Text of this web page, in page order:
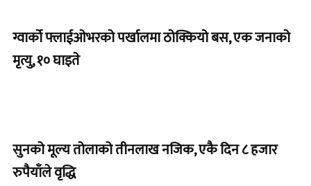
ग्वार्को फ्लाईओभरको पर्खालमा ठोक्कियो बस, एक जनाको
मृत्यु, १० घाइते
सुनको मूल्य तोलाको तीनलाख नजिक, एकै दिन ८ हजार
रुपैयाँले वृद्धि